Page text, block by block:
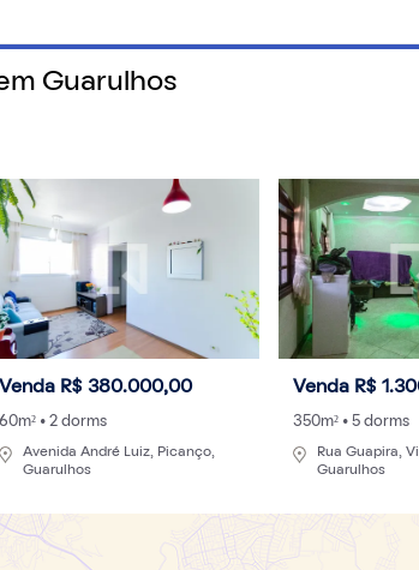
o jeito mais fácil de alugar e morar.
Guarulhos
Venda R$ 380.000,00
60m² • 2 dorms
Avenida André Luiz, Picanço,
Guarulhos
Venda R$
350m² • 5 dorms
Rua Guapira,
Guarulhos